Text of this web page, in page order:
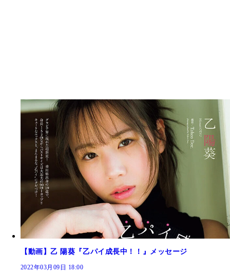
【動画】乙 陽葵『乙パイ成長中！！』メッセージ
2022年03月09日 18:00